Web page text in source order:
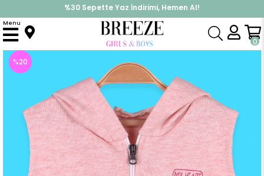
%30 Sepette Yaz İndirimi, Hemen Al!
İndirimlere ek %10 İndirimi Kap, Hemen Üye Ol!
0
Menu
Anasayfa Üst Giyim Yelek
%20